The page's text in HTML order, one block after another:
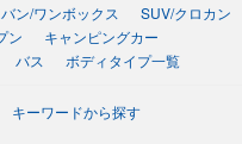
ン/ワンボックス
SUV/クロカン
ン
キャンピングカー
バス ボディタイプ一覧
キーワードから探す